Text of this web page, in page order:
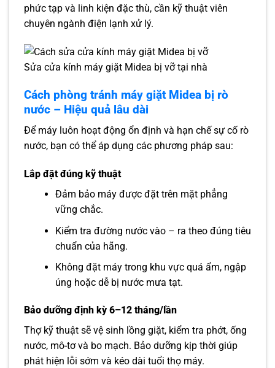
phức tạp và linh kiện đặc thù, cần kỹ thuật viên
chuyên ngành điện lạnh xử lý.
Sửa cửa kính máy giặt Midea bị vỡ tại nhà
Cách phòng tránh máy giặt Midea bị rò
nước – Hiệu quả lâu dài
Để máy luôn hoạt động ổn định và hạn chế sự cố rò
nước, bạn có thể áp dụng các phương pháp sau:
Lắp đặt đúng kỹ thuật
Đảm bảo máy được đặt trên mặt phẳng
vững chắc.
Kiểm tra đường nước vào – ra theo đúng tiêu
chuẩn của hãng.
Không đặt máy trong khu vực quá ẩm, ngập
úng hoặc dễ bị nước mưa tạt.
Bảo dưỡng định kỳ 6–12 tháng/lần
Thợ kỹ thuật sẽ vệ sinh lồng giặt, kiểm tra phớt, ống
nước, mô-tơ và bo mạch. Bảo dưỡng kịp thời giúp
phát hiện lỗi sớm và kéo dài tuổi thọ máy.